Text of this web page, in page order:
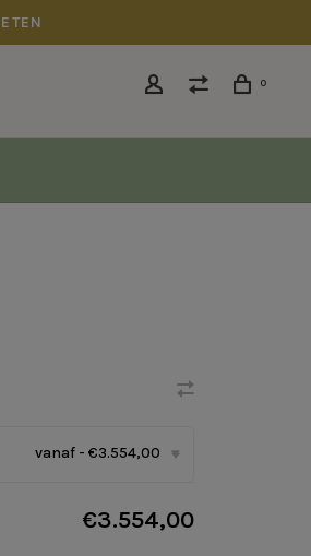
0
vanaf - €3.554,00 ▾
€3.554,00